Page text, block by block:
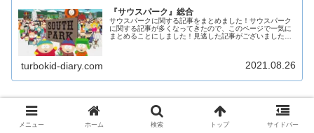
『サウスパーク』総合
サウスパークに関する記事をまとめました！サウスパーク
に関する記事が多くなってきたので、このページで一気に
まとめることにしました！見逃した記事がございましたら
turbokid-diary.com 2021.08.26
でもS08E11『視聴率はコワイ!』
のトリップ映像の描写は
怖かった．．．
メニュー ホーム 検索 トップ サイドバー